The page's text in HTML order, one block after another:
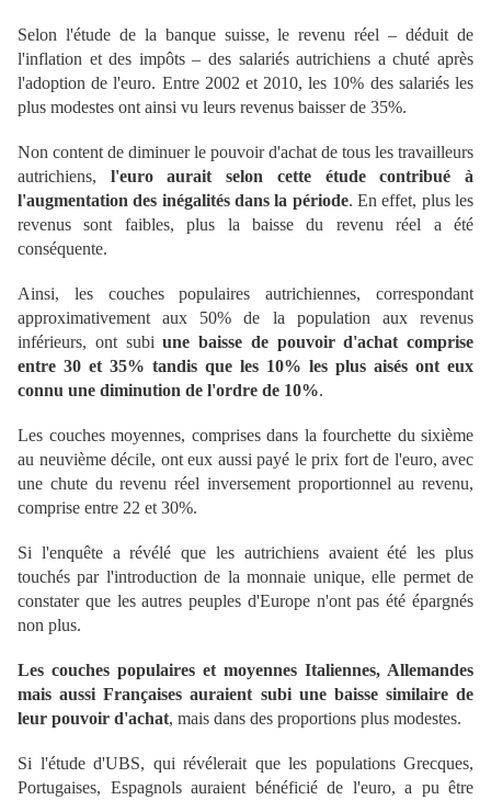
Selon l'étude de la banque suisse, le revenu réel – déduit de
l'inflation et des impôts – des salariés autrichiens a chuté après
l'adoption de l'euro. Entre 2002 et 2010, les 10% des salariés les
plus modestes ont ainsi vu leurs revenus baisser de 35%.
Non content de diminuer le pouvoir d'achat de tous les travailleurs
autrichiens, l'euro aurait selon cette étude contribué à
l'augmentation des inégalités dans la période. En effet, plus les
revenus sont faibles, plus la baisse du revenu réel a été
conséquente.
Ainsi, les couches populaires autrichiennes, correspondant
approximativement aux 50% de la population aux revenus
inférieurs, ont subiune baisse de pouvoir d'achat comprise
entre 30 et 35% tandis que les 10% les plus aisés ont eux
connu une diminution de l'ordre de 10%.
Les couches moyennes, comprises dans la fourchette du sixième
au neuvième décile, ont eux aussi payé le prix fort de l'euro, avec
une chute du revenu réel inversement proportionnel au revenu,
comprise entre 22 et 30%.
Si l'enquête a révélé que les autrichiens avaient été les plus
touchés par l'introduction de la monnaie unique, elle permet de
constater que les autres peuples d'Europe n'ont pas été épargnés
non plus.
Les couches populaires et moyennes Italiennes, Allemandes
mais aussi Françaises auraient subi une baisse similaire de
leur pouvoir d'achat, mais dans des proportions plus modestes.
Si l'étude d'UBS, qui révélerait que les populations Grecques,
Portugaises, Espagnols auraient bénéficié de l'euro, a pu être